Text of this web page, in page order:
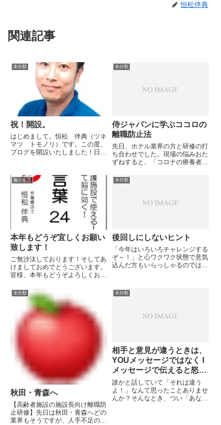
恒松伴典
関連記事
未分類
祝！開設。
はじめまして。恒松 伴典（ツネ
マツ トモノリ）です。この度、
ブログを開設いたしました！日々
うと思っています。また、セミナ
ー・ワークショップのご案内や、
参考にしている書籍などもご紹
介...
未分類
侍ジャパンに学ぶココロの
離職防止法
先日、ホテル業界の方と研修の打
ち合わせでした。現場の悩みおた
ずねすると、「コロナの療養者に
体力的に疲弊し、コロナにより営
業中止となったレストランやブラ
的に疲弊してしまった。」との
脳と生活
本年もどうぞ宜しくお願い
致します！
ご無沙汰しております！そしてあ
けましておめでとうございます。
皆様、本年もどうぞよろしくお願
の何かの兼ね合いでしばらくブロ
グがアップできない状態となって
いました…。しかし何かの兼ね合
いでアップできるようになった
よ...
未分類
後回しにしないヒント
「今年はいろいろチャレンジする
ぞ～！」と心ワクワク状態で意気
込んだ方もいらっしゃるのではな
のか？？・ 貯めてた仕事です…
泣泣（笑）・結局、そんなもんで
未分類
秋田・青森へ
【高齢者施設の施設長向け離職防
止研修】先日は秋田・青森へどの
業界もそうですが、人手不足の
未分類
相手と意見が違うときは、
YOUメッセージではなく I
メッセージで伝えると怒り
や争いが生まれにくくな
る。
誰かと話していて「それは違う
よ！」なんて思ったことありませ
んか？そんなとき、つい「あなた